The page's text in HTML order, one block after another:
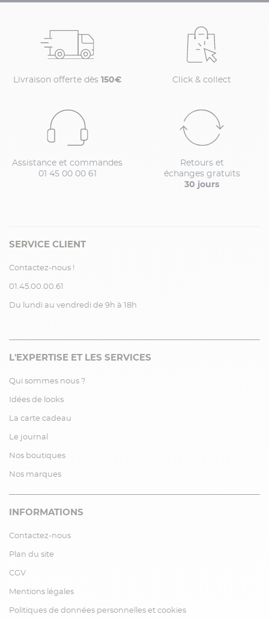
Livraison offerte dès 150€ Click & collect
Assistance et commandes
01 45 00 00 61
Retours et
échanges gratuits
30 jours
SERVICE CLIENT
Contactez-nous !
01.45.00.00.61
Du lundi au vendredi de 9h à 18h
L'EXPERTISE ET LES SERVICES
Qui sommes nous ?
Idées de looks
La carte cadeau
Le journal
Nos boutiques
Nos marques
INFORMATIONS
Contactez-nous
Plan du site
CGV
Mentions légales
Politiques de données personnelles et cookies